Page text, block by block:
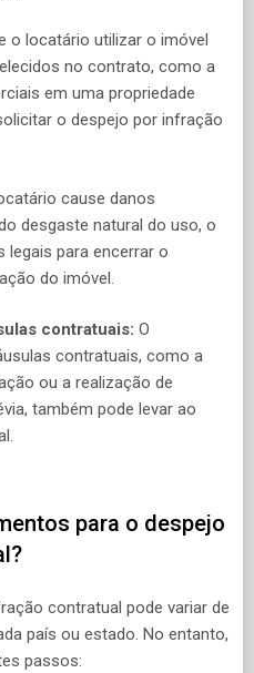
o locatário utilizar o imóvel
no contrato, como a
em uma propriedade
o despejo por infração
cause danos
desgaste natural do uso, o
legais para encerrar o
do imóvel.
contratuais: O
contratuais, como a
ou a realização de
também pode levar ao
para o despejo
contratual pode variar de
país ou estado. No entanto,
passos: